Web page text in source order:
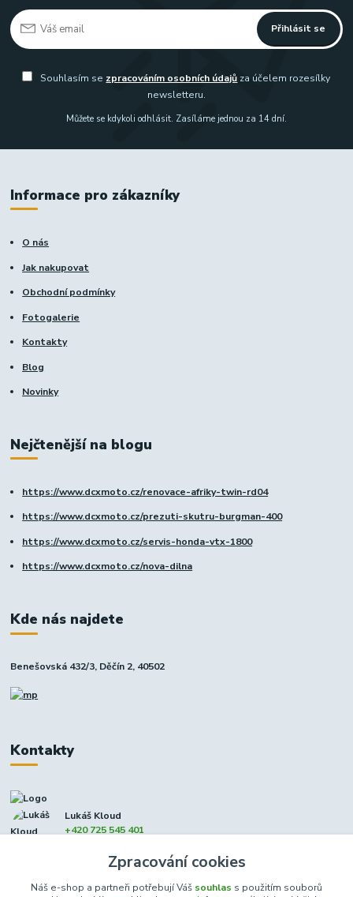
Přihlásit se
Souhlasím se zpracováním osobních údajů za účelem rozesílky
newsletteru.
Můžete se kdykoli odhlásit. Zasíláme jednou za 14 dní.
Informace pro zákazníky
O nás
Jak nakupovat
Obchodní podmínky
Fotogalerie
Kontakty
Blog
Novinky
Nejčtenější na blogu
https://www.dcxmoto.cz/renovace-afriky-twin-rd04
https://www.dcxmoto.cz/prezuti-skutru-burgman-400
https://www.dcxmoto.cz/servis-honda-vtx-1800
https://www.dcxmoto.cz/nova-dilna
Kde nás najdete
Benešovská 432/3, Děčín 2, 40502
Kontakty
Lukáš Kloud
+420 725 545 401
Zpracování cookies
Náš e-shop a partneři potřebují Váš souhlas s použitím souborů